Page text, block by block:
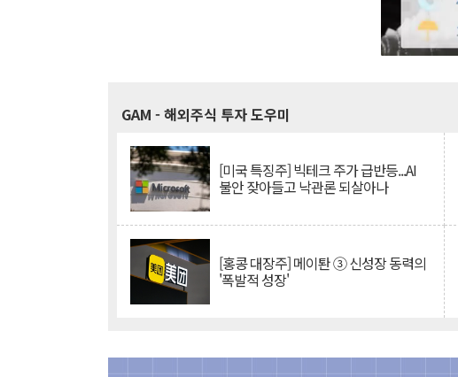
GAM - 해외주식 투자 도우미
[미국 특징주] 빅테크 주가 급반등...AI
불안 잦아들고 낙관론 되살아나
[홍콩 대장주] 메이퇀 ③ 신성장 동력의
'폭발적 성장'